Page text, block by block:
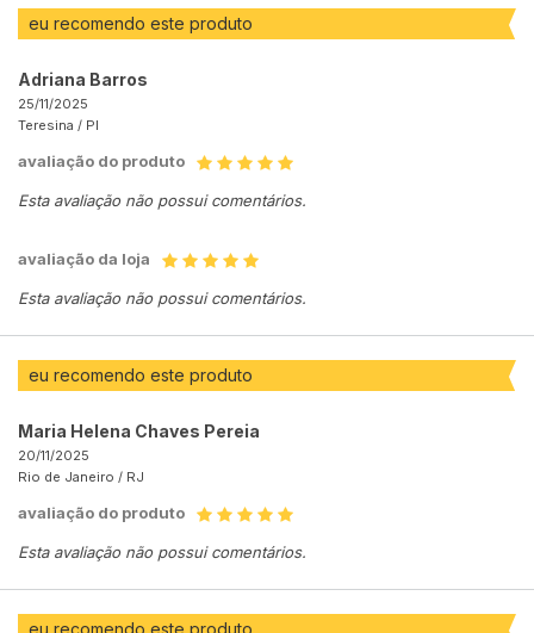
eu recomendo este produto
Adriana Barros
25/11/2025
Teresina / PI
avaliação do produto
Esta avaliação não possui comentários.
avaliação da loja
Esta avaliação não possui comentários.
eu recomendo este produto
Maria Helena Chaves Pereia
20/11/2025
Rio de Janeiro / RJ
avaliação do produto
Esta avaliação não possui comentários.
eu recomendo este produto